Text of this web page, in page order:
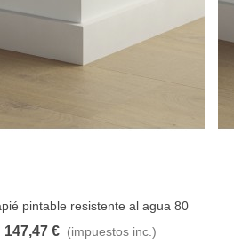
PISTOLA AEROGRÁFICA
107,40 € (impuestos inc.)
al carrito A lista de deseos
pintable resistente al agua 80
147,47 € (impuestos inc.)